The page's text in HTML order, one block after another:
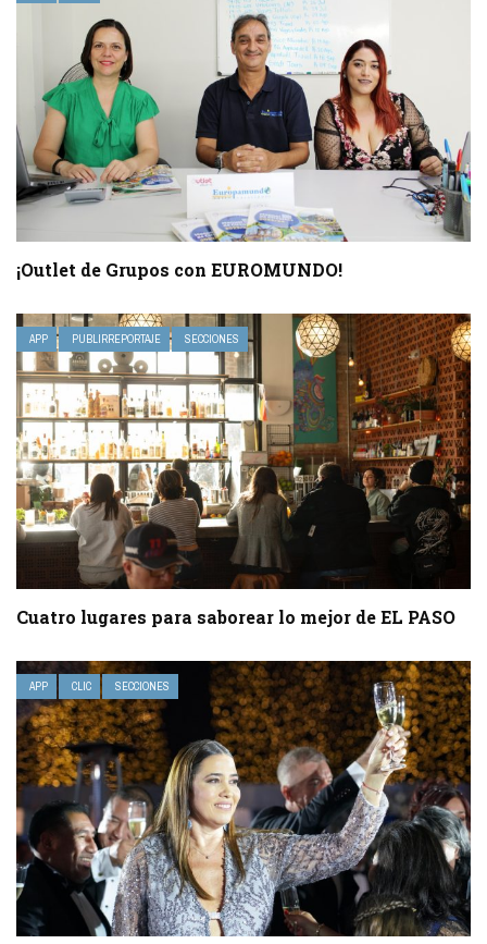
¡Outlet de Grupos con EUROMUNDO!
APP PUBLIRREPORTAJE SECCIONES
Cuatro lugares para saborear lo mejor de EL PASO
APP CLIC SECCIONES